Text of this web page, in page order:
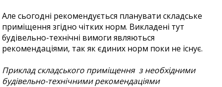
Але сьогодні рекомендується планувати складське
приміщення згідно чітких норм. Викладені тут
будівельно-технічні вимоги являються
рекомендаціями, так як єдиних норм поки не існує.
Приклад складського приміщенняз необхідними
будівельно-технічними рекомендаціями